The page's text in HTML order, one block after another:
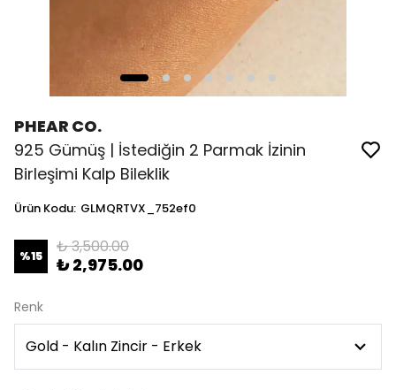
PHEAR CO.
925 Gümüş | İstediğin 2 Parmak İzinin
Birleşimi Kalp Bileklik
Ürün Kodu: GLMQRTVX_752ef0
%15 ₺ 3,500.00
₺ 2,975.00
Renk